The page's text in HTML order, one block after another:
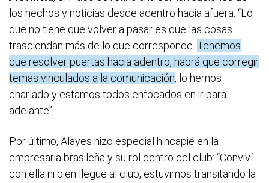
los hechos y noticias desde adentro hacia afuera: “Lo
que no tiene que volver a pasar es que las cosas
trasciendan más de lo que corresponde. Tenemos
que resolver puertas hacia adentro, habrá que corregir
temas vinculados a la comunicación, lo hemos
charlado y estamos todos enfocados en ir para
adelante”.
Por último, Alayes hizo especial hincapié en la
empresaria brasileña y su rol dentro del club: “Conviví
con ella ni bien llegue al club, estuvimos transitando la